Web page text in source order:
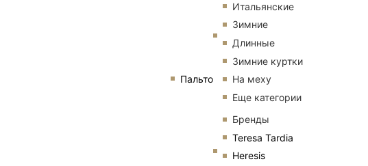
Пальто
Итальянские
Зимние
Длинные
Зимние куртки
На меху
Еще категории
Бренды
Teresa Tardia
Heresis